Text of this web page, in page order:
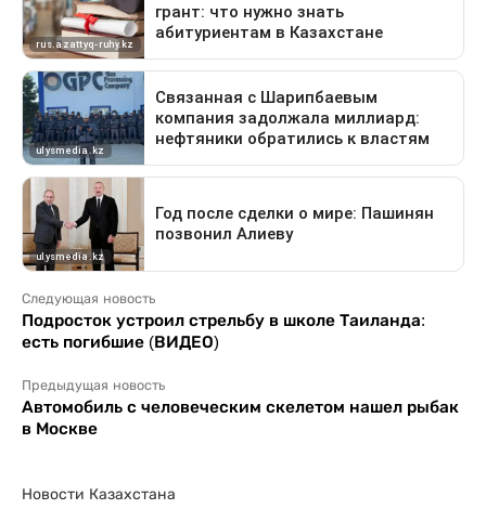
Следующая новость
Подросток устроил стрельбу в школе Таиланда:
есть погибшие (ВИДЕО)
Предыдущая новость
Автомобиль с человеческим скелетом нашел рыбак
в Москве
Новости Казахстана